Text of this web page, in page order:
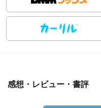
感想・レビュー・書評